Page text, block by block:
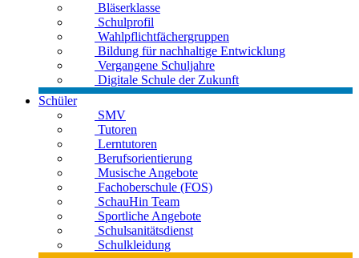
Bläserklasse
Schulprofil
Wahlpflichtfächergruppen
Bildung für nachhaltige Entwicklung
Vergangene Schuljahre
Digitale Schule der Zukunft
Schüler
SMV
Tutoren
Lerntutoren
Berufsorientierung
Musische Angebote
Fachoberschule (FOS)
SchauHin Team
Sportliche Angebote
Schulsanitätsdienst
Schulkleidung